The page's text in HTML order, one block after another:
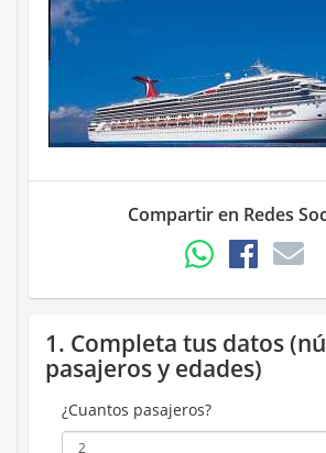
Compartir en Redes
1. Completa tus datos
pasajeros y edades)
¿Cuantos pasajeros?